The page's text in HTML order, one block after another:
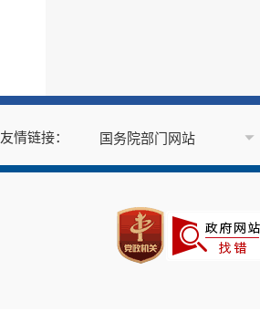
公共企事业单位信息公开
公告公示
政府公报